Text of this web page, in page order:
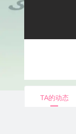
TA的动态